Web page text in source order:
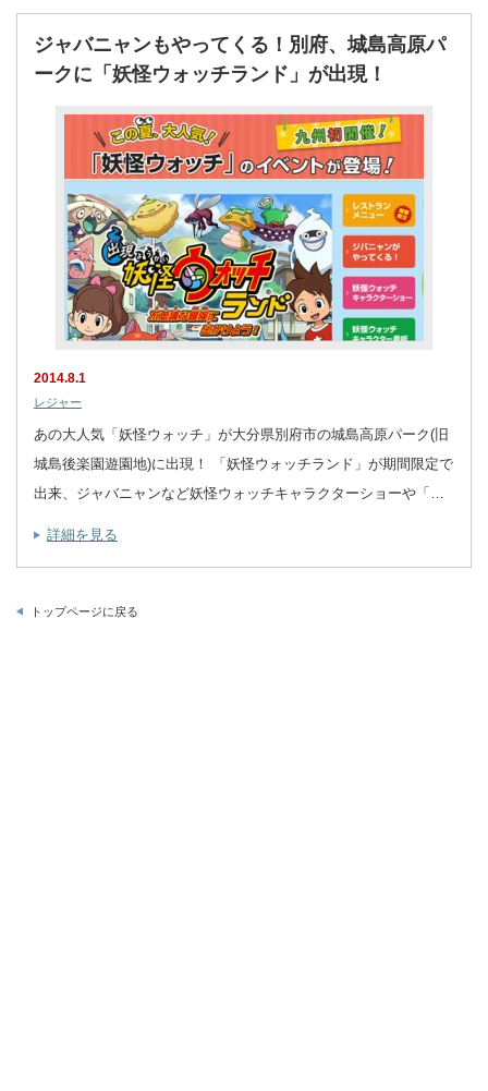
ジャバニャンもやってくる！別府、城島高原パ
ークに「妖怪ウォッチランド」が出現！
2014.8.1
レジャー
あの大人気「妖怪ウォッチ」が大分県別府市の城島高原パーク(旧
城島後楽園遊園地)に出現！ 「妖怪ウォッチランド」が期間限定で
出来、ジャバニャンなど妖怪ウォッチキャラクターショーや「…
詳細を見る
トップページに戻る